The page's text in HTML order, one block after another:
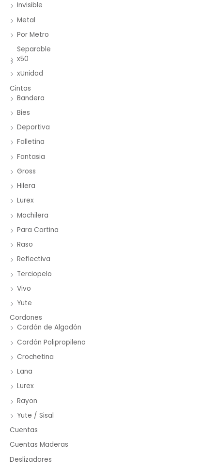
Invisible
Metal
Por Metro
Separable
x50
xUnidad
Cintas
Bandera
Bies
Deportiva
Falletina
Fantasia
Gross
Hilera
Lurex
Mochilera
Para Cortina
Raso
Reflectiva
Terciopelo
Vivo
Yute
Cordones
Cordón de Algodón
Cordón Polipropileno
Crochetina
Lana
Lurex
Rayon
Yute / Sisal
Cuentas
Cuentas Maderas
Deslizadores